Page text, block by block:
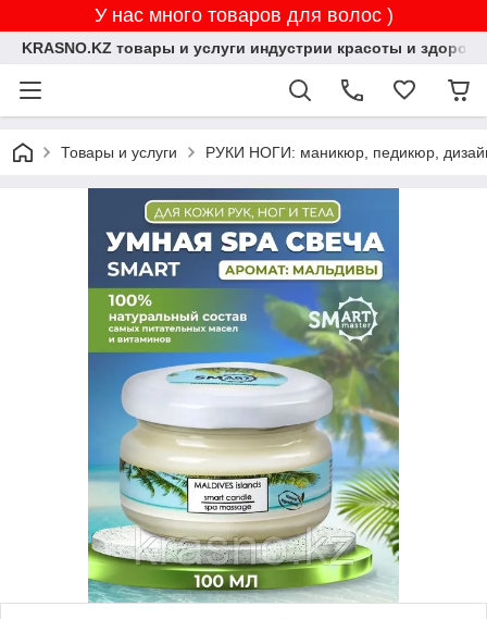
У нас много товаров для волос )
KRASNO.KZ товары и услуги индустрии красоты и
Товары и услуги РУКИ НОГИ: маникюр, педикюр,